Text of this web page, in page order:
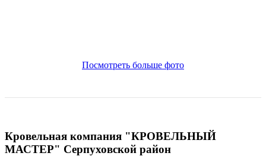
Посмотреть больше фото
Кровельная компания "КРОВЕЛЬНЫЙ
МАСТЕР" Серпуховской район